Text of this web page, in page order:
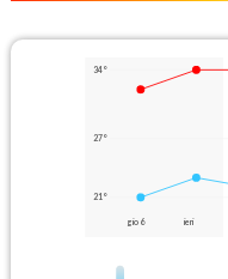
34°
27°
21°
gio 6 ieri